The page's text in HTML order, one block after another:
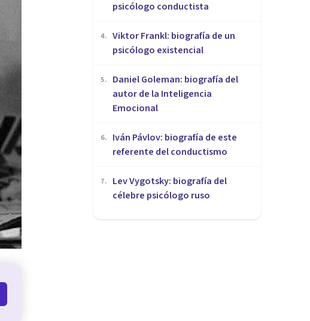
psicólogo conductista
4. Viktor Frankl: biografía de un
psicólogo existencial
5.
Daniel Goleman: biografía del
autor de la Inteligencia
Emocional
6.
Iván Pávlov: biografía de este
referente del conductismo
7.
Lev Vygotsky: biografía del
célebre psicólogo ruso